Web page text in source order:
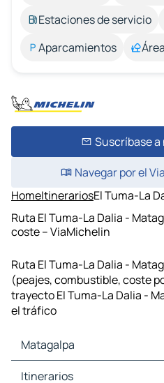
Estaciones de servicio
Aparcamientos
Suscríbase
Navegar por el
HomeItinerariosEl Tuma-La
Ruta El Tuma-La Dalia -
coste – ViaMichelin
Ruta El Tuma-La Dalia -
(peajes, combustible, coste
trayecto El Tuma-La Dalia -
el tráfico
Matagalpa
Matagalpa Mapas Planos
Itinerarios